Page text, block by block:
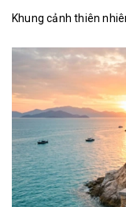
Khung cảnh thiên